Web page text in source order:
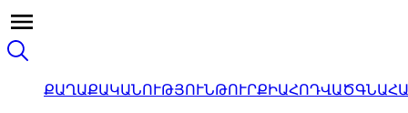
ՔԱՂԱՔԱԿԱՆՈՒԹՅՈՒՆԹՈՒՐՔԻԱՀՈԴՎԱԾ